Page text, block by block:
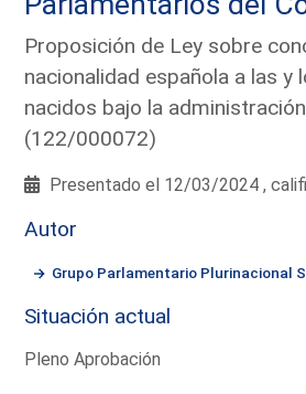
Proposición de Ley sobre
nacionalidad española a las y
nacidos bajo la
(122/000072)
Presentado el 12/03/2024 ,
Autor
Grupo Parlamentario Plurinacional
Situación actual
Pleno Aprobación